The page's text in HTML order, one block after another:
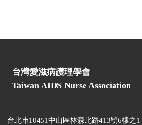
台灣愛滋病護理學會
Taiwan AIDS Nurse Association
台北巿10451中山區林森北路413號6樓之1